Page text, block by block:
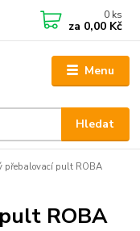
Menu
Hledat
0 ks
za 0,00 Kč
přebalovací pult ROBA
ROBA